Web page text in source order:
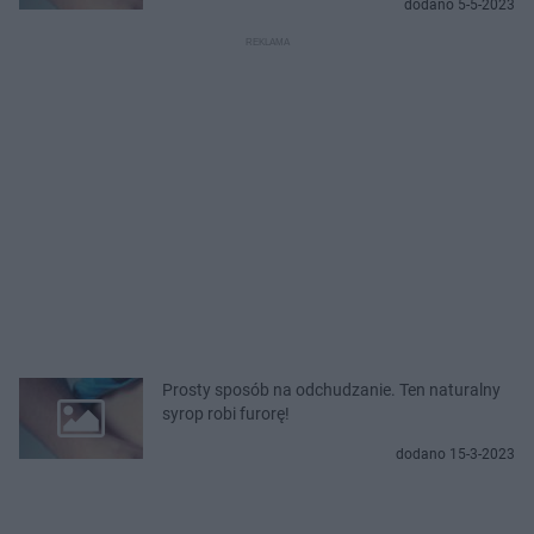
dodano 5-5-2023
Prosty sposób na odchudzanie. Ten naturalny
syrop robi furorę!
dodano 15-3-2023